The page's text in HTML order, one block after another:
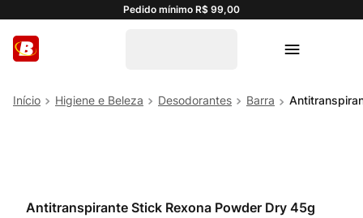
Pedido mínimo R$ 99,00
Higiene e Beleza Desodorantes Barra
Antitranspirante Stick Rexona Powder Dry 45g